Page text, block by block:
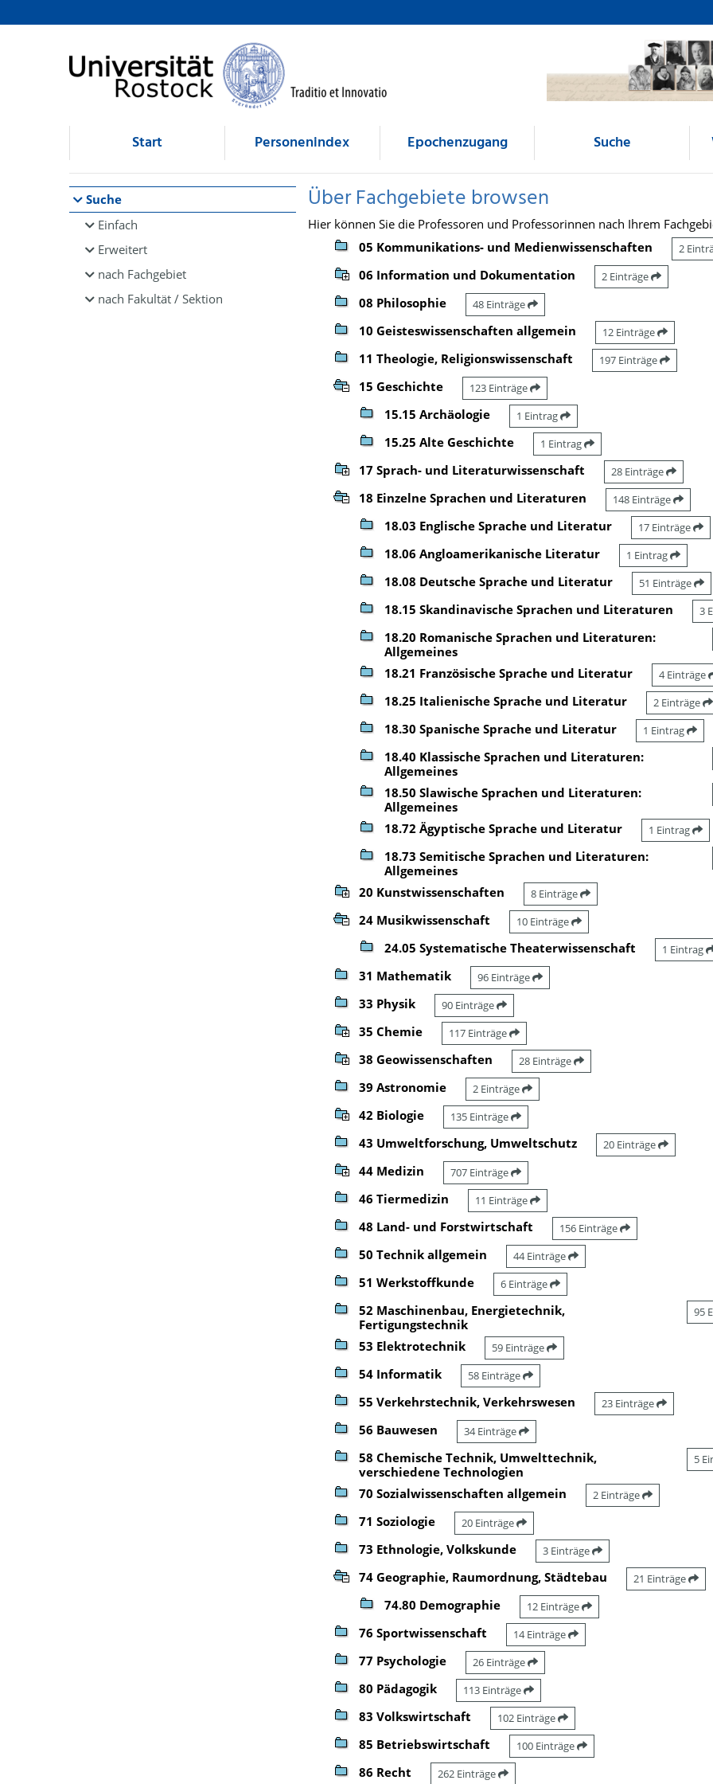
Browsen
direkt zum Inhalt
Start Personenindex Epochenzugang Suche
Suche
Einfach
Erweitert
nach Fachgebiet
nach Fakultät / Sektion
Über Fachgebiete browsen
Hier können Sie die Professoren und Professorinnen nach Ihrem
05 Kommunikations- und Medienwissenschaften
2
06 Information und Dokumentation 2 Einträge
08 Philosophie 48 Einträge
10 Geisteswissenschaften allgemein 12 Einträge
11 Theologie, Religionswissenschaft 197 Einträge
15 Geschichte 123 Einträge
15.15 Archäologie 1 Eintrag
15.25 Alte Geschichte 1 Eintrag
17 Sprach- und Literaturwissenschaft 28 Einträge
18 Einzelne Sprachen und Literaturen 148 Einträge
18.03 Englische Sprache und Literatur 17 Einträge
18.06 Angloamerikanische Literatur 1 Eintrag
18.08 Deutsche Sprache und Literatur 51 Einträge
18.15 Skandinavische Sprachen und Literaturen 3
18.20 Romanische Sprachen und Literaturen:
Allgemeines
18.21 Französische Sprache und Literatur 4 Einträge
18.25 Italienische Sprache und Literatur 2 Einträge
18.30 Spanische Sprache und Literatur 1 Eintrag
18.40 Klassische Sprachen und Literaturen:
Allgemeines
18.50 Slawische Sprachen und Literaturen:
Allgemeines
18.72 Ägyptische Sprache und Literatur 1 Eintrag
18.73 Semitische Sprachen und Literaturen:
Allgemeines
20 Kunstwissenschaften 8 Einträge
24 Musikwissenschaft 10 Einträge
24.05 Systematische Theaterwissenschaft 1 Eintrag
31 Mathematik 96 Einträge
33 Physik 90 Einträge
35 Chemie 117 Einträge
38 Geowissenschaften 28 Einträge
39 Astronomie 2 Einträge
42 Biologie 135 Einträge
43 Umweltforschung, Umweltschutz 20 Einträge
44 Medizin 707 Einträge
46 Tiermedizin 11 Einträge
48 Land- und Forstwirtschaft 156 Einträge
50 Technik allgemein 44 Einträge
51 Werkstoffkunde 6 Einträge
52 Maschinenbau, Energietechnik,
Fertigungstechnik
95
53 Elektrotechnik 59 Einträge
54 Informatik 58 Einträge
55 Verkehrstechnik, Verkehrswesen 23 Einträge
56 Bauwesen 34 Einträge
58 Chemische Technik, Umwelttechnik,
verschiedene Technologien
5
70 Sozialwissenschaften allgemein 2 Einträge
71 Soziologie 20 Einträge
73 Ethnologie, Volkskunde 3 Einträge
74 Geographie, Raumordnung, Städtebau 21 Einträge
74.80 Demographie 12 Einträge
76 Sportwissenschaft 14 Einträge
77 Psychologie 26 Einträge
80 Pädagogik 113 Einträge
83 Volkswirtschaft 102 Einträge
85 Betriebswirtschaft 100 Einträge
86 Recht 262 Einträge